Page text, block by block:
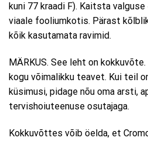
kuni 77 kraadi F). Kaitsta
viaale fooliumkotis. Pärast
kõik kasutamata ravimid.
MÄRKUS. See leht on
kogu võimalikku teavet. Kui teil
küsimusi, pidage nõu oma arsti,
tervishoiuteenuse osutajaga.
Kokkuvõttes võib öelda, et